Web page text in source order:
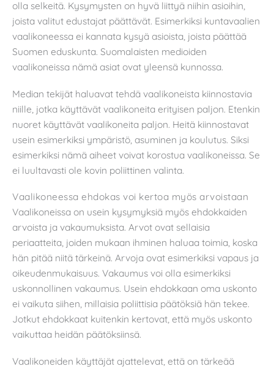
olla selkeitä. Kysymysten on hyvä liittyä niihin asioihin,
joista valitut edustajat päättävät. Esimerkiksi kuntavaalien
vaalikoneessa ei kannata kysyä asioista, joista päättää
Suomen eduskunta. Suomalaisten medioiden
vaalikoneissa nämä asiat ovat yleensä kunnossa.
Median tekijät haluavat tehdä vaalikoneista kiinnostavia
niille, jotka käyttävät vaalikoneita erityisen paljon. Etenkin
nuoret käyttävät vaalikoneita paljon. Heitä kiinnostavat
usein esimerkiksi ympäristö, asuminen ja koulutus. Siksi
esimerkiksi nämä aiheet voivat korostua vaalikoneissa. Se
ei luultavasti ole kovin poliittinen valinta.
Vaalikoneessa ehdokas voi kertoa myös arvoistaan
Vaalikoneissa on usein kysymyksiä myös ehdokkaiden
arvoista ja vakaumuksista. Arvot ovat sellaisia
periaatteita, joiden mukaan ihminen haluaa toimia, koska
hän pitää niitä tärkeinä. Arvoja ovat esimerkiksi vapaus ja
oikeudenmukaisuus. Vakaumus voi olla esimerkiksi
uskonnollinen vakaumus. Usein ehdokkaan oma uskonto
ei vaikuta siihen, millaisia poliittisia päätöksiä hän tekee.
Jotkut ehdokkaat kuitenkin kertovat, että myös uskonto
vaikuttaa heidän päätöksiinsä.
Vaalikoneiden käyttäjät ajattelevat, että on tärkeää